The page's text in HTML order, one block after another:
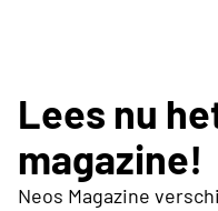
Lees nu
magazine!
Neos Magazine